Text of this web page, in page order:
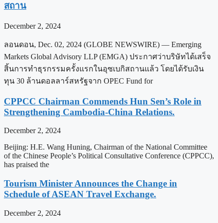
สถาน
December 2, 2024
ลอนดอน, Dec. 02, 2024 (GLOBE NEWSWIRE) — Emerging
Markets Global Advisory LLP (EMGA) ประกาศว่าบริษัทได้เสร็จ
สิ้นการทำธุรกรรมครั้งแรกในอุซเบกิสถานแล้ว โดยได้รับเงิน
ทุน 30 ล้านดอลลาร์สหรัฐจาก OPEC Fund for
CPPCC Chairman Commends Hun Sen’s Role in
Strengthening Cambodia-China Relations.
December 2, 2024
Beijing: H.E. Wang Huning, Chairman of the National Committee
of the Chinese People’s Political Consultative Conference (CPPCC),
has praised the
Tourism Minister Announces the Change in
Schedule of ASEAN Travel Exchange.
December 2, 2024